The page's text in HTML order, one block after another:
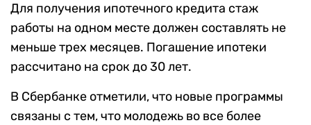
Для получения ипотечного кредита стаж
работы на одном месте должен составлять не
меньше трех месяцев. Погашение ипотеки
рассчитано на срок до 30 лет.
В Сбербанке отметили, что новые программы
связаны с тем, что молодежь во все более